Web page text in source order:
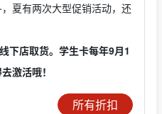
夏有两次大型促销活动，还
下店取货。学生卡每年9月1
激活哦！
所有折扣